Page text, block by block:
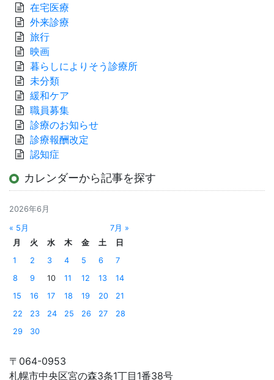
在宅医療
外来診療
旅行
映画
暮らしによりそう診療所
未分類
緩和ケア
職員募集
診療のお知らせ
診療報酬改定
認知症
カレンダーから記事を探す
2026年6月
« 5月
7月 »
月
火 水 木 金 土
日
1
2 3 4 5 6
7
8
9 10 11 12 13
14
15
16 17 18 19 20
21
22
23 24 25 26 27
28
29
30
〒064-0953
札幌市中央区宮の森3条1丁目1番38号